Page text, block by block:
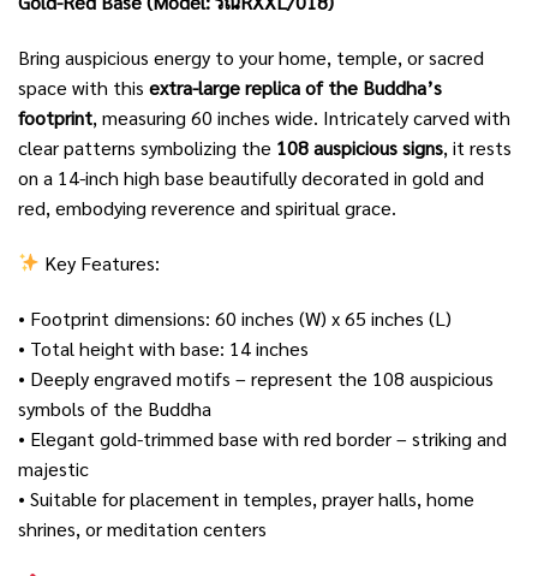
Bring auspicious energy to your home, temple, or sacred
space with this extra-large replica of the Buddha’s
footprint, measuring 60 inches wide. Intricately carved with
clear patterns symbolizing the 108 auspicious signs, it rests
on a 14-inch high base beautifully decorated in gold and
red, embodying reverence and spiritual grace.
Key Features:
• Footprint dimensions: 60 inches (W) x 65 inches (L)
• Total height with base: 14 inches
• Deeply engraved motifs – represent the 108 auspicious
symbols of the Buddha
• Elegant gold-trimmed base with red border – striking and
majestic
• Suitable for placement in temples, prayer halls, home
shrines, or meditation centers